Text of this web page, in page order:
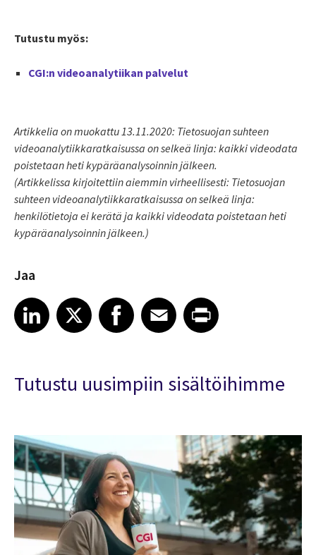
Tutustu myös:
CGI:n videoanalytiikan palvelut
Artikkelia on muokattu 13.11.2020: Tietosuojan suhteen
videoanalytiikkaratkaisussa on selkeä linja: kaikki videodata
poistetaan heti kypäräanalysoinnin jälkeen.
(Artikkelissa kirjoitettiin aiemmin virheellisesti: Tietosuojan
suhteen videoanalytiikkaratkaisussa on selkeä linja:
henkilötietoja ei kerätä ja kaikki videodata poistetaan heti
kypäräanalysoinnin jälkeen.)
Jaa
Share article on LinkedIn
LinkedIn
Share article on XShare article on Facebook
Facebook
Share article on Email
EmailShare article on Print
Tutustu uusimpiin sisältöihimme